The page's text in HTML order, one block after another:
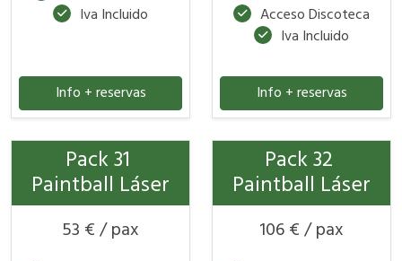
Iva Incluido
Info + reservas
Acceso Discoteca
Iva Incluido
Info + reservas
Pack 31
Paintball Láser
53 € / pax
Pack 32
Paintball Láser
106 € / pax